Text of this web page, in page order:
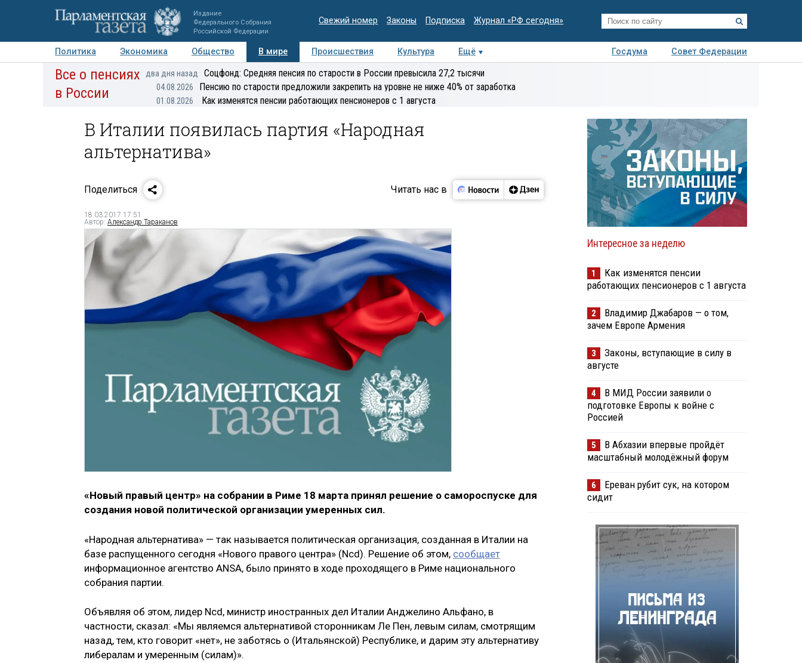
Издание
Федерального Собрания
Российской Федерации
Свежий номер Законы Подписка Журнал «РФ сегодня»
Политика Экономика Общество В мире Происшествия Культура Ещё Госдума
Совет Федерации
Авторы Персоны Мнения Регионы Медиацентр Интервью Колумнисты
Все о пенсиях
в России
два дня назад Соцфонд: Средняя пенсия по старости в России превысила 27,2 тысячи
04.08.2026 Пенсию по старости предложили закрепить на уровне не ниже 40% от заработка
01.08.2026 Как изменятся пенсии работающих пенсионеров с 1 августа
В Италии появилась партия «Народная
альтернатива»
Поделиться Читать нас в
18.03.2017 17:51
Автор: Александр Тараканов
«Новый правый центр» на собрании в Риме 18 марта принял решение о самороспуске для
создания новой политической организации умеренных сил.
«Народная альтернатива» — так называется политическая организация, созданная в Италии на
базе распущенного сегодня «Нового правого центра» (Ncd). Решение об этом, сообщает
информационное агентство ANSA, было принято в ходе проходящего в Риме национального
собрания партии.
Объявляя об этом, лидер Ncd, министр иностранных дел Италии Анджелино Альфано, в
частности, сказал: «Мы являемся альтернативой сторонникам Ле Пен, левым силам, смотрящим
назад, тем, кто говорит «нет», не заботясь о (Итальянской) Республике, и дарим эту альтернативу
либералам и умеренным (силам)».
Интересное за неделю
1
Как изменятся пенсии
работающих пенсионеров с 1 августа
2
Владимир Джабаров — о том,
зачем Европе Армения
3
Законы, вступающие в силу в
августе
4
В МИД России заявили о
подготовке Европы к войне с
Россией
5
В Абхазии впервые пройдёт
масштабный молодёжный форум
6
Ереван рубит сук, на котором
сидит